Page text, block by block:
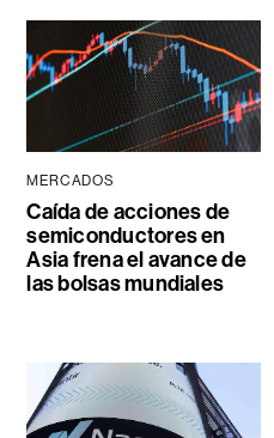
MERCADOS
Caída de acciones de
semiconductores en
Asia frena el avance de
las bolsas mundiales